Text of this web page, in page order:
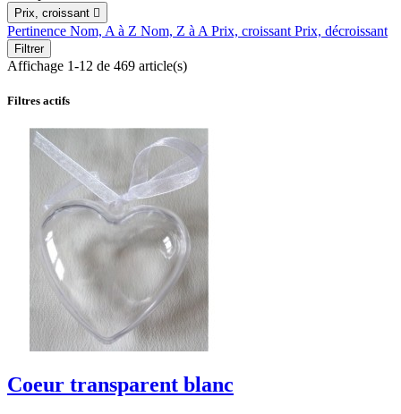
Prix, croissant 
Pertinence Nom, A à Z Nom, Z à A Prix, croissant Prix, décroissant
Filtrer
Affichage 1-12 de 469 article(s)
Filtres actifs
Coeur transparent blanc